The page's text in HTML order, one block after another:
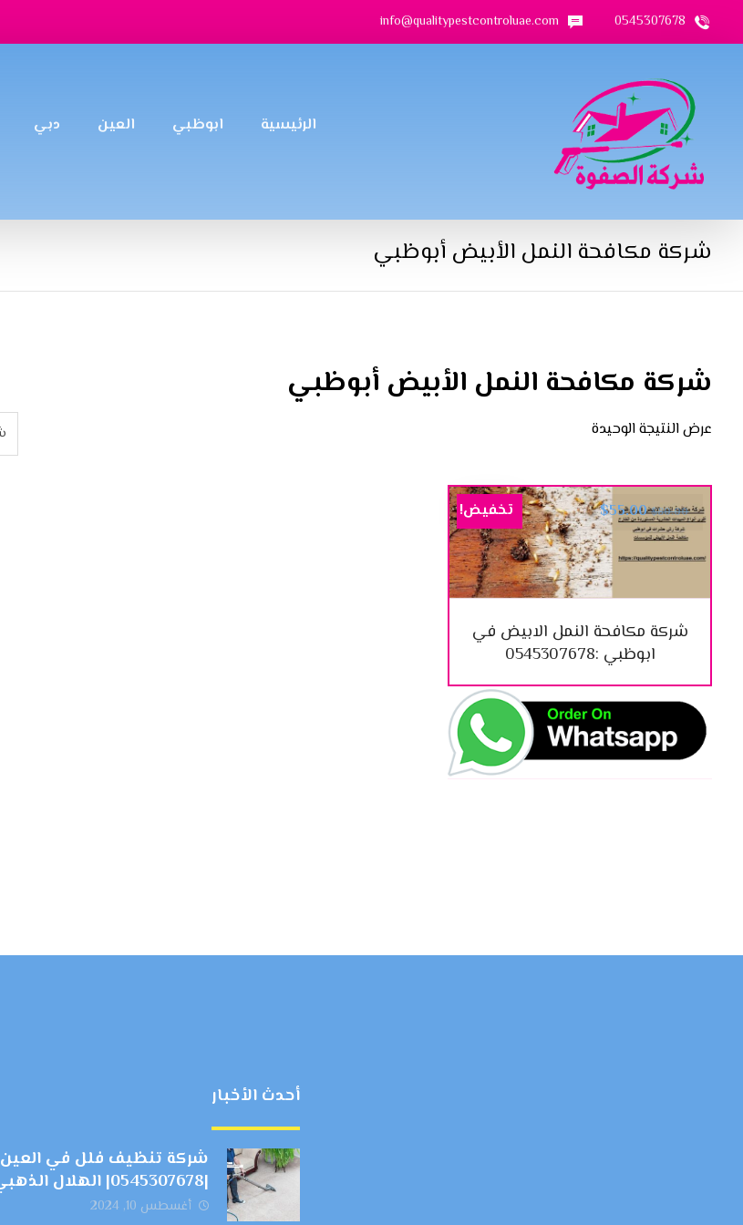
0545307678
info@qualitypestcontroluae.com
الرئيسية ابوظبي العين دبي
شركة مكافحة النمل الأبيض أبوظبي
شركة مكافحة النمل الأبيض أبوظبي
عرض النتيجة الوحيدة
شركة مكافحة النمل الابيض في
ابوظبي :0545307678
$80.00
$55.00 تخفيض!
أحدث الأخبار
شركة تنظيف فلل في العين
|0545307678| الهلال الذهبي
أغسطس 10, 2024